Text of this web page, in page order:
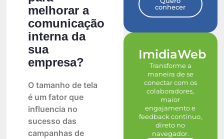
melhorar a
comunicação
interna da
sua
empresa?
O tamanho de tela
é um fator que
influencia no
sucesso das
campanhas de
conhecer
ImidiaWeb
Transforme a
maneira de se
conectar com os
colaboradores,
maior
engajamento e
feedback contínuo,
direto no
navegador.